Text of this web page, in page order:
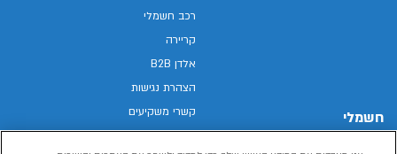
חשמלי
רכב חשמלי
קריירה
אלדן B2B
הצהרת נגישות
קשרי משקיעים
מפת האתר